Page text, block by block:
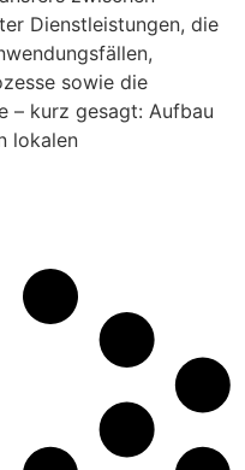
Dienstleistungen, die
sowie die
– kurz gesagt: Aufbau
lokalen